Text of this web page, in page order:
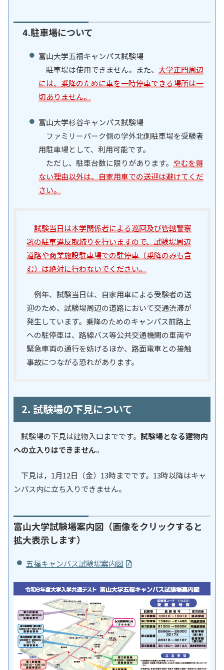
4.駐車場について
富山大学五福キャンパス試験場
駐車場は使用できません。また、 大学正門周辺
には、乗降のために車を一時停車できる場所は一
切ありません。
富山大学杉谷キャンパス試験場
ファミリーパーク側の学外北側駐車場を受験者
用駐車場として、利用可能です。
ただし、駐車台数に限りがあります。 やむを得
ない理由以外は、自家用車での送迎は避けてくだ
さい。
試験当日は本学関係者による巡回及び管轄警察
署の駐車違反取締りを行いますので、試験場周辺
道路や商業施設駐車場での駐停車（乗降のみも含
む）は絶対に行わないでください。
例年、試験当日は、自家用車による受験者の送
迎のため、試験場周辺の道路において交通渋滞が
発生しています。乗降のためのキャンパス前路上
への駐停車は、路線バス等公共交通機関の車両や
緊急車両の通行を妨げるほか、路面電車との接触
事故につながる恐れがあります。
2. 試験場の下見について
試験場の下見は建物入口までです。 試験場となる建物内
への立入りはできません。
下見は，1月12日（金）13時までです。13時以降はキャ
ンパス内に立ち入りできません。
富山大学試験場案内図（画像をクリックすると
拡大表示します）
五福キャンパス試験場案内図